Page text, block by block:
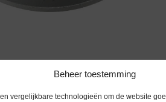
Beheer toestemming
vergelijkbare technologieën om de website